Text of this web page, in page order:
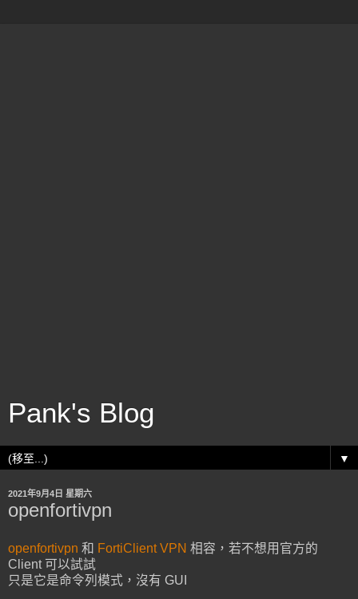
Pank's Blog
▼
2021年9月4日 星期六
openfortivpn
openfortivpn 和 FortiClient VPN 相容，若不想用官方的
Client 可以試試
只是它是命令列模式，沒有 GUI